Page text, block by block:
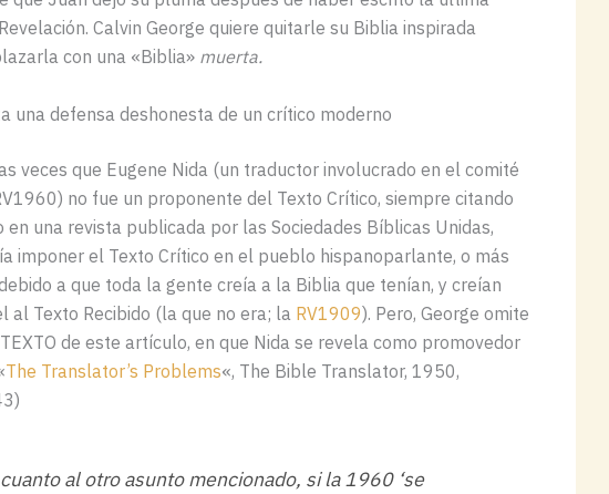
Calvin George quiere quitarle su Biblia inspirada
con una «Biblia» muerta.
una defensa deshonesta de un crítico moderno
veces que Eugene Nida (un traductor involucrado en el comité
no fue un proponente del Texto Crítico, siempre citando
una revista publicada por las Sociedades Bíblicas Unidas,
imponer el Texto Crítico en el pueblo hispanoparlante, o más
a que toda la gente creía a la Biblia que tenían, y creían
al Texto Recibido (la que no era; la RV1909). Pero, George omite
de este artículo, en que Nida se revela como promovedor
The Translator’s Problems«, The Bible Translator, 1950,
al otro asunto mencionado, si la 1960 ‘se